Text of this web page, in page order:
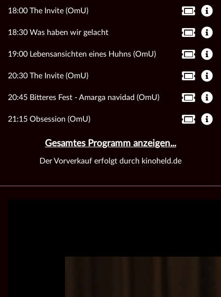
18:00 The Invite (OmU)
18:30 Was haben wir gelacht
19:00 Lebensansichten eines Huhns (OmU)
20:30 The Invite (OmU)
20:45 Bitteres Fest - Amarga navidad (OmU)
21:15 Obsession (OmU)
Gesamtes Programm anzeigen...
Der Vorverkauf erfolgt durch kinoheld.de